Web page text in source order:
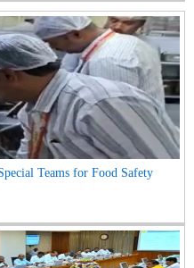
Teams for Food Safety